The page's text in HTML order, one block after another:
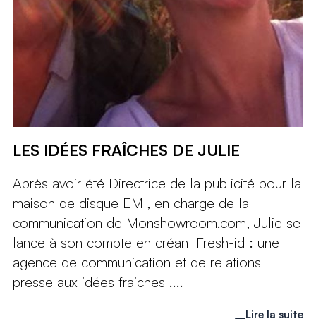
LES IDÉES FRAÎCHES DE JULIE
Après avoir été Directrice de la publicité pour la
maison de disque EMI, en charge de la
communication de Monshowroom.com, Julie se
lance à son compte en créant Fresh-id : une
agence de communication et de relations
presse aux idées fraiches !...
Lire la suite